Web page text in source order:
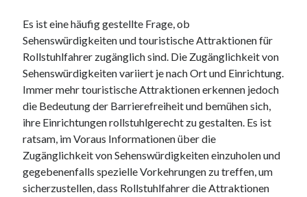
Es ist eine häufig gestellte Frage, ob
Sehenswürdigkeiten und touristische Attraktionen für
Rollstuhlfahrer zugänglich sind. Die Zugänglichkeit von
Sehenswürdigkeiten variiert je nach Ort und Einrichtung.
Immer mehr touristische Attraktionen erkennen jedoch
die Bedeutung der Barrierefreiheit und bemühen sich,
ihre Einrichtungen rollstuhlgerecht zu gestalten. Es ist
ratsam, im Voraus Informationen über die
Zugänglichkeit von Sehenswürdigkeiten einzuholen und
gegebenenfalls spezielle Vorkehrungen zu treffen, um
sicherzustellen, dass Rollstuhlfahrer die Attraktionen